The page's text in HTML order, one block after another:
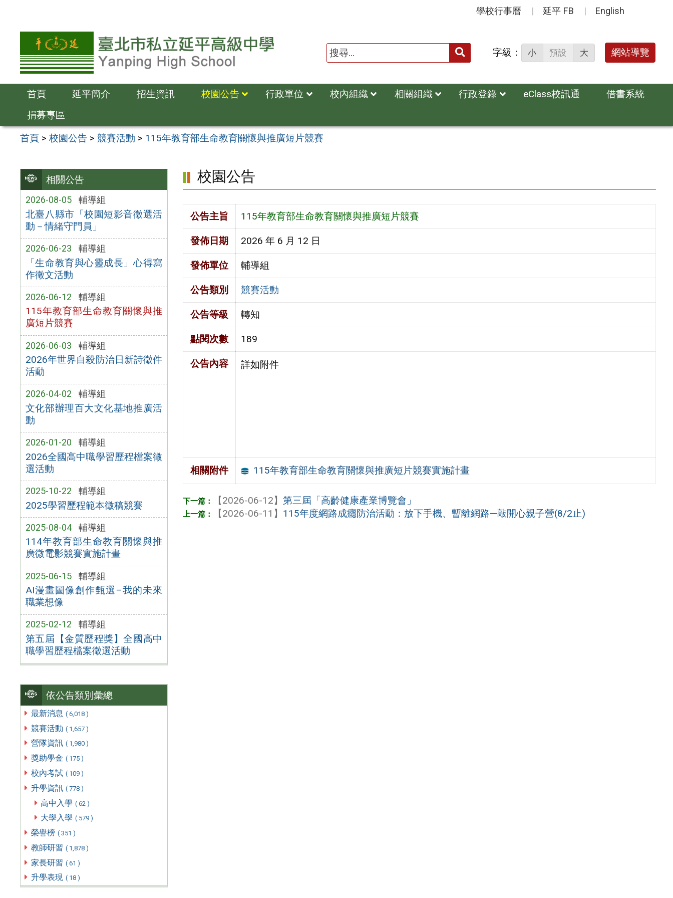
容
學校行事曆 延平 FB English
送出 字級： 小 預設 大 網站導覽
首頁 延平簡介 招生資訊 校園公告 行政單位 校內組織 相關組織 行政登錄 eClass校訊通
借書系統
捐募專區
首頁 >校園公告 >競賽活動 > 115年教育部生命教育關懷與推廣短片競賽
相關公告
2026-08-05 輔導組
北臺八縣市「校園短影音徵選活
動－情緒守門員」
2026-06-23 輔導組
「生命教育與心靈成長」心得寫
作徵文活動
2026-06-12 輔導組
115年教育部生命教育關懷與推
廣短片競賽
2026-06-03 輔導組
2026年世界自殺防治日新詩徵件
活動
2026-04-02 輔導組
文化部辦理百大文化基地推廣活
動
2026-01-20 輔導組
2026全國高中職學習歷程檔案徵
選活動
2025-10-22 輔導組
2025學習歷程範本徵稿競賽
2025-08-04 輔導組
114年教育部生命教育關懷與推
廣微電影競賽實施計畫
2025-06-15 輔導組
AI漫畫圖像創作甄選–我的未來
職業想像
2025-02-12 輔導組
第五屆【金質歷程獎】全國高中
職學習歷程檔案徵選活動
依公告類別彙總
最新消息 ( 6,018 )
競賽活動 ( 1,657 )
營隊資訊 ( 1,980 )
獎助學金 ( 175 )
校內考試 ( 109 )
升學資訊 ( 778 )
高中入學 ( 62 )
大學入學 ( 579 )
榮譽榜 ( 351 )
教師研習 ( 1,878 )
家長研習 ( 61 )
升學表現 ( 18 )
校園公告
公告主旨 115年教育部生命教育關懷與推廣短片競賽
發佈日期 2026 年 6 月 12 日
發佈單位 輔導組
公告類別 競賽活動
公告等級 轉知
點閱次數 189
公告內容 詳如附件
相關附件 115年教育部生命教育關懷與推廣短片競賽實施計畫
【2026-06-12】第三屆「高齡健康產業博覽會」
【2026-06-11】 115年度網路成癮防治活動：放下手機、暫離網路—敲開心親子營(8/2止)